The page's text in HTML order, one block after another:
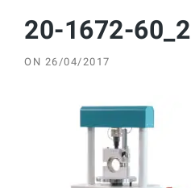
20-1672-60_2
ON 26/04/2017